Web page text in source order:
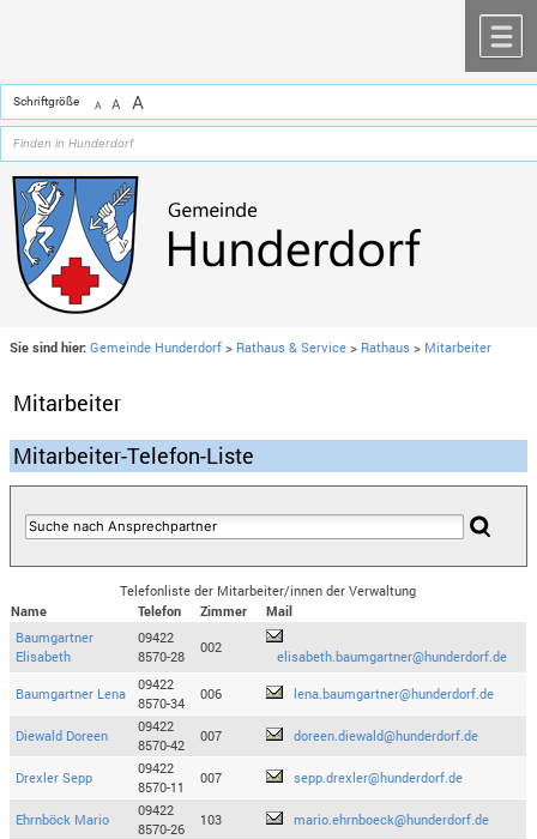
Schriftgröße A A A
Sie sind hier: Gemeinde Hunderdorf > Rathaus & Service > Rathaus > Mitarbeiter
Mitarbeiter
Mitarbeiter-Telefon-Liste
Telefonliste der Mitarbeiter/innen der Verwaltung
Name
Telefon Zimmer
Mail
Baumgartner
Elisabeth
09422
8570-28
002
elisabeth.baumgartner@hunderdorf.de
Baumgartner Lena
09422
8570-34
006 lena.baumgartner@hunderdorf.de
Diewald Doreen
09422
8570-42
007 doreen.diewald@hunderdorf.de
Drexler Sepp
09422
8570-11
007 sepp.drexler@hunderdorf.de
Ehrnböck Mario
09422
8570-26
103 mario.ehrnboeck@hunderdorf.de